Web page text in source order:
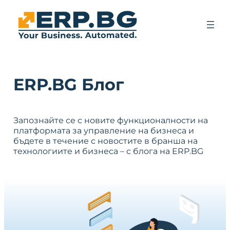
ERP.BG Блог
Запознайте се с новите функционалности на
платформата за управление на бизнеса и
бъдете в течение с новостите в бранша на
технологиите и бизнеса – с блога на ERP.BG